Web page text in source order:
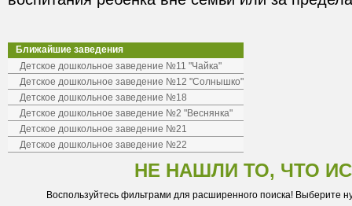
Ближайшие заведения
Детское дошкольное заведение №11 "Чайка"
Детское дошкольное заведение №12 "Солнышко"
Детское дошкольное заведение №18
Детское дошкольное заведение №2 "Веснянка"
Детское дошкольное заведение №21
Детское дошкольное заведение №22
НЕ НАШЛИ ТО, ЧТО
Воспользуйтесь фильтрами для расширенного поиска! Выберите